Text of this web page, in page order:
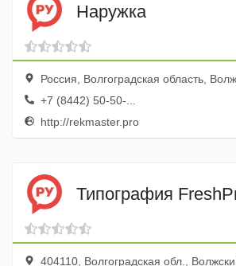
Наружка
Россия, Волгоградская область, Волжский, бульвар
+7 (8442) 50-50-...
http://rekmaster.pro
Типография
404110, Волгоградская обл., Волжский, ул.